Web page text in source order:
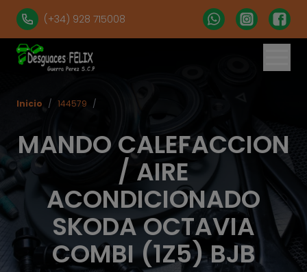
(+34) 928 715008
MANDO CALEFACCION
/ AIRE
ACONDICIONADO
SKODA OCTAVIA
COMBI (1Z5) BJB
Inicio / 144579 /